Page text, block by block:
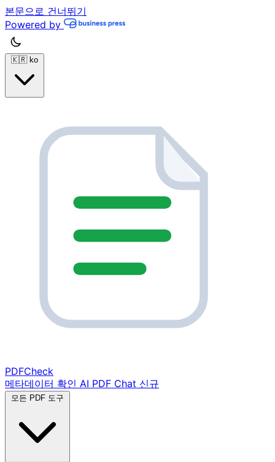
본문으로 건너뛰기
Powered by
🇰🇷 ko
PDFCheck
메타데이터 확인 AI PDF Chat 신규
모든 PDF 도구